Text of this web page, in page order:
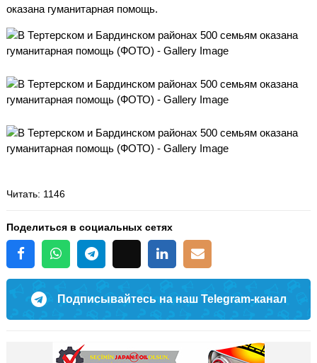
оказана гуманитарная помощь.
Читать: 1146
Поделиться в социальных сетях
Подписывайтесь на наш Telegram-канал